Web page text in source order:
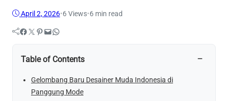
April 2, 2026•6Views•6 min read
Facebook Twitter Pinterest Mail WhatsApp
Table of Contents −
Gelombang Baru Desainer Muda Indonesia di
Panggung Mode